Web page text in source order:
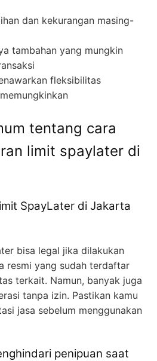
dan kekurangan masing-
tambahan yang mungkin
fleksibilitas
tentang cara
limit spaylater di
SpayLater di Jakarta
bisa legal jika dilakukan
resmi yang sudah terdaftar
terkait. Namun, banyak juga
tanpa izin. Pastikan kamu
jasa sebelum menggunakan
penipuan saat